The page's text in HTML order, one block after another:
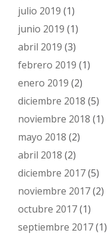
julio 2019 (1)
junio 2019 (1)
abril 2019 (3)
febrero 2019 (1)
enero 2019 (2)
diciembre 2018 (5)
noviembre 2018 (1)
mayo 2018 (2)
abril 2018 (2)
diciembre 2017(5)
noviembre 2017(2)
octubre 2017(1)
septiembre 2017(1)